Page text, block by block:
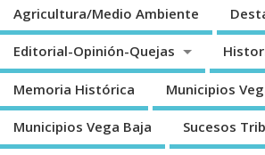
Agricultura/Medio Ambiente
Editorial-Opinión-Quejas
Memoria Histórica Municipios
Municipios Vega Baja Sucesos